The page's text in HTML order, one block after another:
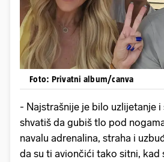
Foto: Privatni album/canva
- Najstrašnije je bilo uzlijetanje i
shvatiš da gubiš tlo pod
navalu adrenalina, straha i
da su ti aviončići tako sitni, kad